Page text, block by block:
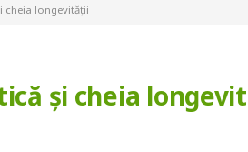
cheia longevității
și cheia